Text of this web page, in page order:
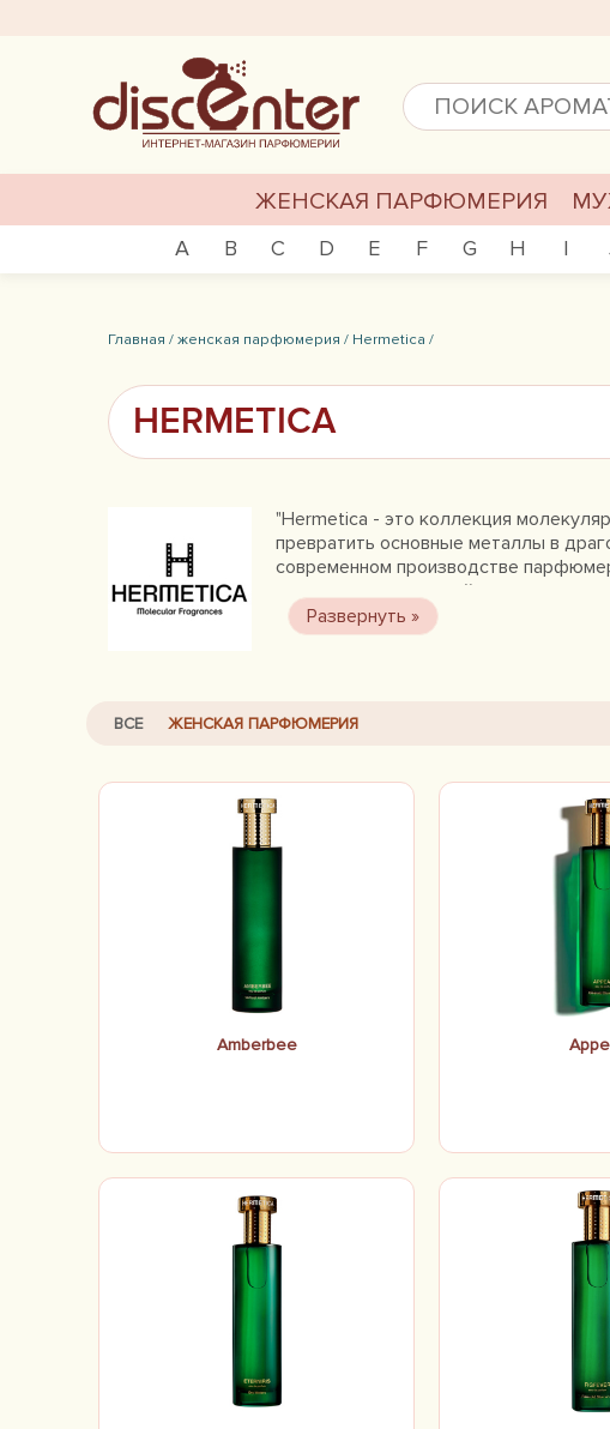
ЖЕНСКАЯ ПАРФЮМЕРИЯ
A B C D E F G H I
Главная /женская парфюмерия / Hermetica /
HERMETICA
"Hermetica - это коллекция
превратить основные металлы в
современном производстве
зависит от химической связи между
ВСЕ ЖЕНСКАЯ ПАРФЮМЕРИЯ
Amberbee